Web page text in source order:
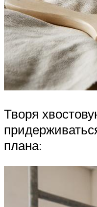
Творя
плана: